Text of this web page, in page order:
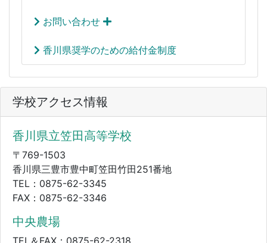
お問い合わせ
香川県奨学のための給付金制度
学校アクセス情報
香川県立笠田高等学校
〒769-1503
香川県三豊市豊中町笠田竹田251番地
TEL：0875-62-3345
FAX：0875-62-3346
中央農場